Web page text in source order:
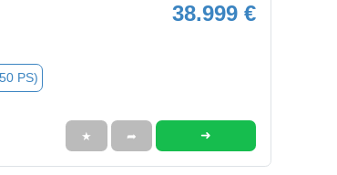
38.999 €
PS)
★ ➦ ➜